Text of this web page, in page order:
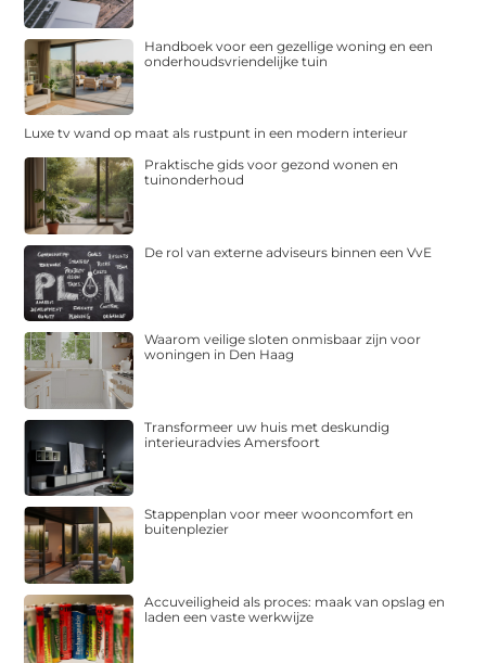
Handboek voor een gezellige woning en een
onderhoudsvriendelijke tuin
Luxe tv wand op maat als rustpunt in een modern interieur
Praktische gids voor gezond wonen en
tuinonderhoud
De rol van externe adviseurs binnen een VvE
Waarom veilige sloten onmisbaar zijn voor
woningen in Den Haag
Transformeer uw huis met deskundig
interieuradvies Amersfoort
Stappenplan voor meer wooncomfort en
buitenplezier
Accuveiligheid als proces: maak van opslag en
laden een vaste werkwijze